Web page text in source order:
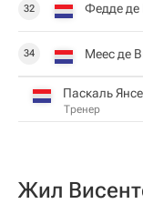
32 Федде де
34 Меес де
Паскаль
Тренер
Жил